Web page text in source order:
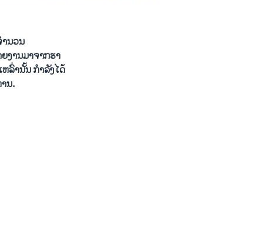
ນວນ​
ງານ​ມາຈາກ​ຮາ​
ລົ່ານັ້ນ ກໍາລັງ​ໄດ້​
ນ​.